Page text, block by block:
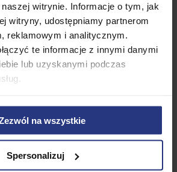
witrynie. Informacje o tym, jak
witryny, udostępniamy partnerom
reklamowym i analitycznym.
te informacje z innymi danymi
lub uzyskanymi podczas
Zezwól na wszystkie
Spersonalizuj
Fitness
199,99PLN
Stepper Fitness z licznikiem
kroków 2w1 Corciano Czarny
STEP Schody
Produkt niedostępny